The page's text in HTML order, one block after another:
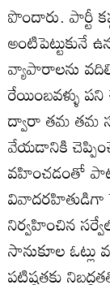
పొందారు. పార్టీ
అంటిపెట్టుకునే
వ్యాపారాలను
రేయింబవళ్ళు
ద్వారా తమ తమ
వేయడానికి
వహించడంతో
వివాదరహితుడిగా
నిర్వహించిన
సానుకూల
పటిష్ఠతకు